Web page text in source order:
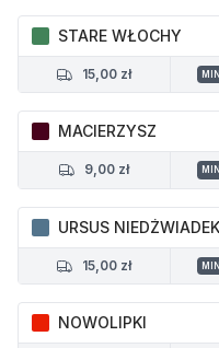
STARE WŁOCHY
15,00 zł MIN
MACIERZYSZ
9,00 zł MIN
URSUS
15,00 zł MIN
NOWOLIPKI